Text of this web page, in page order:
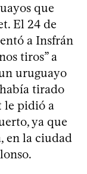
que
El 24 de
a Insfrán
tiros” a
uruguayo
tirado
le pidió a
ya que
en la ciudad